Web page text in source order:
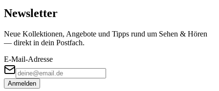
Newsletter
Neue Kollektionen, Angebote und Tipps rund um Sehen & Hören
— direkt in dein Postfach.
E-Mail-Adresse
Anmelden